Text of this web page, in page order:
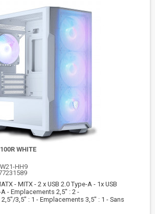
WHITE
HH9
- MITX - 2 x USB 2.0 Type-A - 1x USB
- Emplacements 2,5" : 2 -
3,5" : 1 - Emplacements 3,5" : 1 - Sans